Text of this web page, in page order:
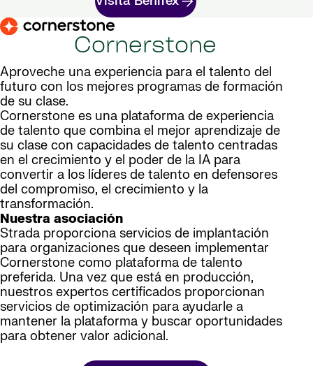
Cornerstone
Aproveche una experiencia para el talento del
futuro con los mejores programas de formación
de su clase.
Cornerstone es una plataforma de experiencia
de talento que combina el mejor aprendizaje de
su clase con capacidades de talento centradas
en el crecimiento y el poder de la IA para
convertir a los líderes de talento en defensores
del compromiso, el crecimiento y la
transformación.
Nuestra asociación
Strada proporciona servicios de implantación
para organizaciones que deseen implementar
Cornerstone como plataforma de talento
preferida. Una vez que está en producción,
nuestros expertos certificados proporcionan
servicios de optimización para ayudarle a
mantener la plataforma y buscar oportunidades
para obtener valor adicional.